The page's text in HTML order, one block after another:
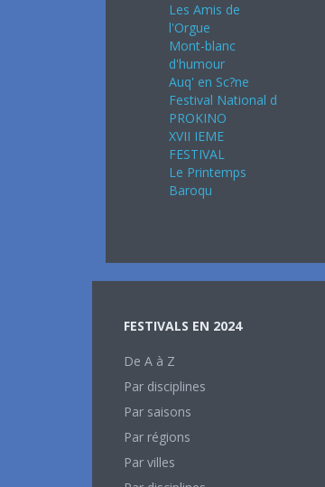
Les Amis de
l'Orgue
Mont-blanc
d'humour
Auq' en Sc?ne
Festival National d
PROKINO
XVII IEME
FESTIVAL
Le Printemps
Baroqu
FESTIVALS EN 2024
De A à Z
Par disciplines
Par saisons
Par régions
Par villes